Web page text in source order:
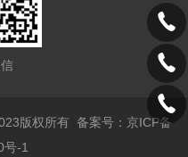
版权所有备案号：京ICP备
号-1